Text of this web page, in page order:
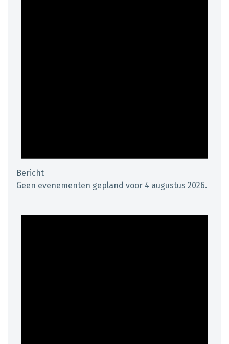
Bericht
Geen evenementen gepland voor 4 augustus 2026.